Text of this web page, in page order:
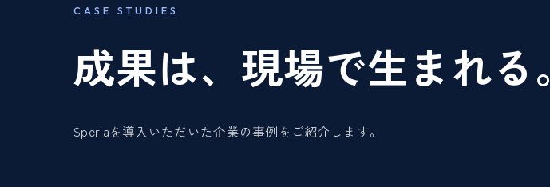
CASE STUDIES
成果は、現場で生まれる。
Speriaを導入いただいた企業の事例をご紹介します。